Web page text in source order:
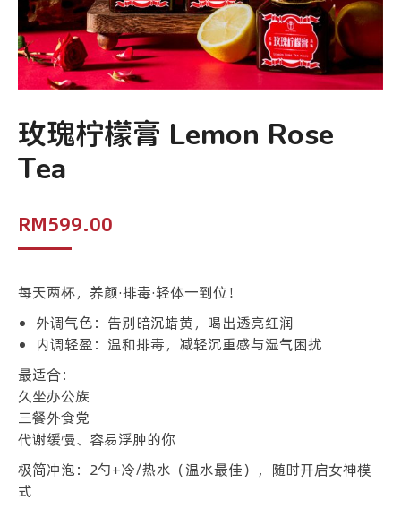
玫瑰柠檬膏 Lemon Rose
Tea
RM599.00
每天两杯，养颜·排毒·轻体一到位！
外调气色：告别暗沉蜡黄，喝出透亮红润
内调轻盈：温和排毒，减轻沉重感与湿气困扰
最适合：
久坐办公族
三餐外食党
代谢缓慢、容易浮肿的你
极简冲泡：2勺+冷/热水（温水最佳），随时开启女神模
式